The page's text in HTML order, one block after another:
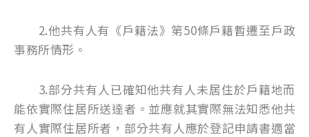
2.他共有人有《戶籍法》第50條戶籍暫遷至戶政
事務所情形。
3.部分共有人已確知他共有人未居住於戶籍地而
能依實際住居所送達者。並應就其實際無法知悉他共
有人實際住居所者，部分共有人應於登記申請書適當